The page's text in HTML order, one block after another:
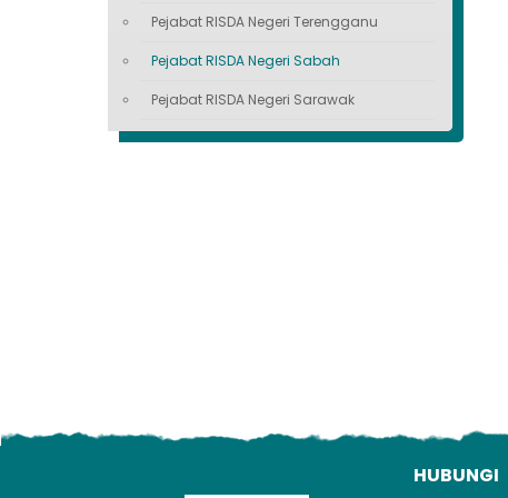
Pejabat RISDA Negeri Terengganu
Pejabat RISDA Negeri Sabah
Pejabat RISDA Negeri Sarawak
HUBUNGI